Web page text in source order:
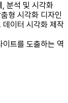
분석 및 시각화
형 시각화 디자인
이터 시각화 제작
트를 도출하는 역